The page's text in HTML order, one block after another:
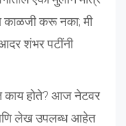
काळजी करू नका; मी
शंभर पटींनी
काय होते? आज नेटवर
लेख उपलब्ध आहेत